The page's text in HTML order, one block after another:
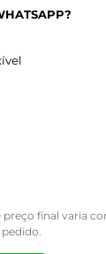
preço final varia